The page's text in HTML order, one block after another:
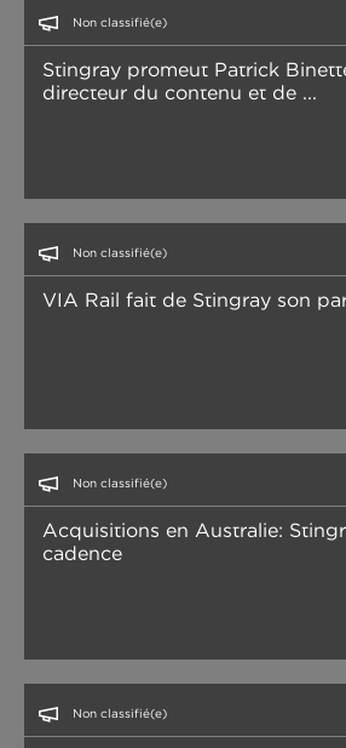
Non classifié(e)
Stingray promeut Patrick
directeur du contenu et de ...
Non classifié(e)
VIA Rail fait de Stingray son
Non classifié(e)
Acquisitions en Australie:
cadence
Non classifié(e)